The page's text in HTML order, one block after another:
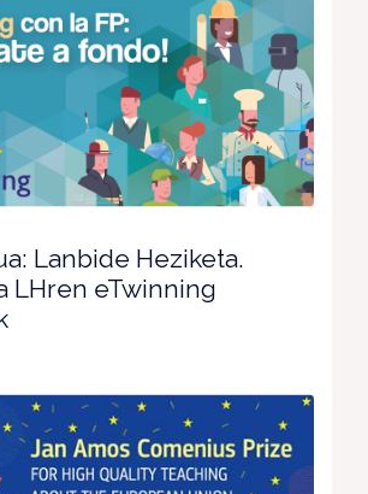
Lanbide Heziketa.
LHren eTwinning